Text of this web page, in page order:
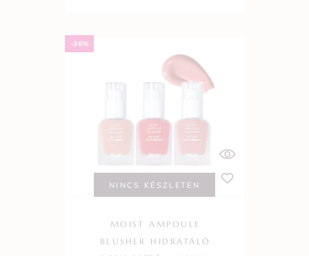
-36%
NINCS KÉSZLETEN
MOIST AMPOULE
BLUSHER HIDRATÁLÓ